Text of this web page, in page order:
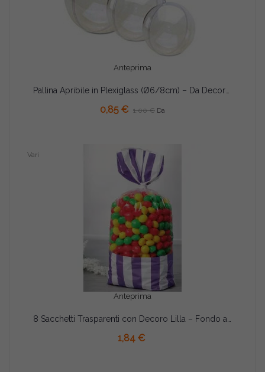
Anteprima
0,85 € 1,00 € Da
Anteprima
Vari
1,84 €